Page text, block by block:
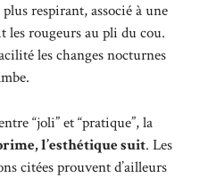
plus respirant, associé à une
les rougeurs au pli du cou.
les changes nocturnes
“joli” et “pratique”, la
l’esthétique suit. Les
citées prouvent d’ailleurs